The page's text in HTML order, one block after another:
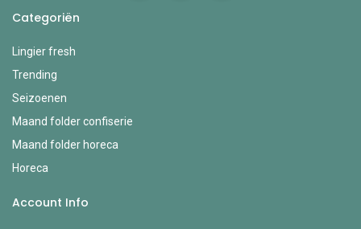
Categoriën
Lingier fresh
Trending
Seizoenen
Maand folder confiserie
Maand folder horeca
Horeca
Account Info